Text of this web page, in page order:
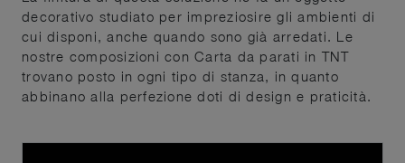
decorativo studiato per impreziosire gli ambienti di
cui disponi, anche quando sono già arredati. Le
nostre composizioni con Carta da parati in TNT
trovano posto in ogni tipo di stanza, in quanto
abbinano alla perfezione doti di design e praticità.